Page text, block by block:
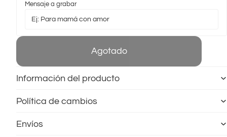
Mensaje a grabar
Agotado
Información del producto
Política de cambios
Envíos